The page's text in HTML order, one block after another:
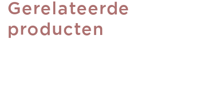
Gerelateerde
producten